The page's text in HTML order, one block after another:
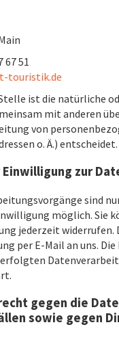
67 51
touristik.de
ist die natürliche
mit anderen
von
o. Ä.) entscheidet.
zur
sind
möglich. Sie
jederzeit widerrufen.
per E-Mail an uns.
gegen die
sowie gegen